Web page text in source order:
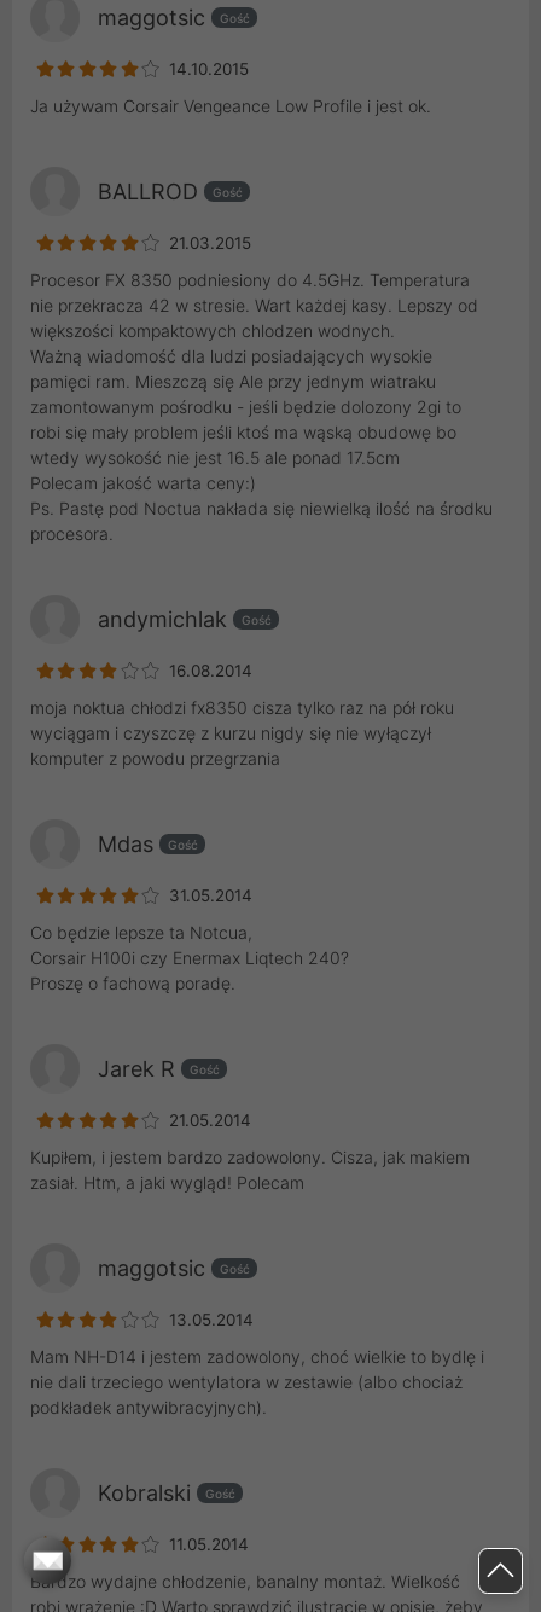
maggotsic Gość
14.10.2015
Ja używam Corsair Vengeance Low Profile i jest ok.
BALLROD Gość
21.03.2015
Procesor FX 8350 podniesiony do 4.5GHz. Temperatura
nie przekracza 42 w stresie. Wart każdej kasy. Lepszy od
większości kompaktowych chlodzen wodnych.
Ważną wiadomość dla ludzi posiadających wysokie
pamięci ram. Mieszczą się Ale przy jednym wiatraku
zamontowanym pośrodku - jeśli będzie dolozony 2gi to
robi się mały problem jeśli ktoś ma wąską obudowę bo
wtedy wysokość nie jest 16.5 ale ponad 17.5cm
Polecam jakość warta ceny:)
Ps. Pastę pod Noctua nakłada się niewielką ilość na środku
procesora.
andymichlak Gość
16.08.2014
moja noktua chłodzi fx8350 cisza tylko raz na pół roku
wyciągam i czyszczę z kurzu nigdy się nie wyłączył
komputer z powodu przegrzania
Mdas Gość
31.05.2014
Co będzie lepsze ta Notcua,
Corsair H100i czy Enermax Liqtech 240?
Proszę o fachową poradę.
Jarek R Gość
21.05.2014
Kupiłem, i jestem bardzo zadowolony. Cisza, jak makiem
zasiał. Htm, a jaki wygląd! Polecam
maggotsic Gość
13.05.2014
Mam NH-D14 i jestem zadowolony, choć wielkie to bydlę i
nie dali trzeciego wentylatora w zestawie (albo chociaż
podkładek antywibracyjnych).
Kobralski Gość
11.05.2014
Bardzo wydajne chłodzenie, banalny montaż. Wielkość
robi wrażenie :D Warto sprawdzić ilustrację w opisie, żeby